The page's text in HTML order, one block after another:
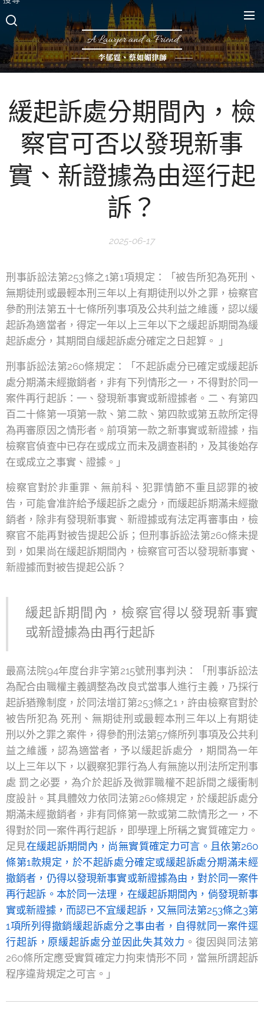
A Lawyer and a Friend
李郁霆、蔡如媚律師
緩起訴處分期間內，檢
察官可否以發現新事
實、新證據為由逕行起
訴？
2025-06-17
刑事訴訟法第253條之1第1項規定：「被告所犯為死刑、
無期徒刑或最輕本刑三年以上有期徒刑以外之罪，檢察官
參酌刑法第五十七條所列事項及公共利益之維護，認以緩
起訴為適當者，得定一年以上三年以下之緩起訴期間為緩
起訴處分，其期間自緩起訴處分確定之日起算。 」
刑事訴訟法第260條規定：「不起訴處分已確定或緩起訴
處分期滿未經撤銷者，非有下列情形之一，不得對於同一
案件再行起訴：一、發現新事實或新證據者。二、有第四
百二十條第一項第一款、第二款、第四款或第五款所定得
為再審原因之情形者。前項第一款之新事實或新證據，指
檢察官偵查中已存在或成立而未及調查斟酌，及其後始存
在或成立之事實、證據。」
檢察官對於非重罪、無前科、犯罪情節不重且認罪的被
告，可能會准許給予緩起訴之處分，而緩起訴期滿未經撤
銷者，除非有發現新事實、新證據或有法定再審事由，檢
察官不能再對被告提起公訴；但刑事訴訟法第260條未提
到，如果尚在緩起訴期間內，檢察官可否以發現新事實、
新證據而對被告提起公訴？
緩起訴期間內，檢察官得以發現新事實
或新證據為由再行起訴
最高法院94年度台非字第215號刑事判決：「刑事訴訟法
為配合由職權主義調整為改良式當事人進行主義，乃採行
起訴猶豫制度，於同法增訂第253條之1，許由檢察官對於
被告所犯為 死刑、無期徒刑或最輕本刑三年以上有期徒
刑以外之罪之案件，得參酌刑法第57條所列事項及公共利
益之維護，認為適當者，予以緩起訴處分 ，期間為一年
以上三年以下，以觀察犯罪行為人有無施以刑法所定刑事
處 罰之必要，為介於起訴及微罪職權不起訴間之緩衝制
度設計。其具體效力依同法第260條規定，於緩起訴處分
期滿未經撤銷者，非有同條第一款或第二款情形之一，不
得對於同一案件再行起訴，即學理上所稱之實質確定力。
足見在緩起訴期間內，尚無實質確定力可言。且依第260
條第1款規定，於不起訴處分確定或緩起訴處分期滿未經
撤銷者，仍得以發現新事實或新證據為由，對於同一案件
再行起訴。本於同一法理，在緩起訴期間內，倘發現新事
實或新證據，而認已不宜緩起訴，又無同法第253條之3第
1項所列得撤銷緩起訴處分之事由者，自得就同一案件逕
行起訴，原緩起訴處分並因此失其效力 。復因與同法第
260條所定應受實質確定力拘束情形不同，當無所謂起訴
程序違背規定之可言。」